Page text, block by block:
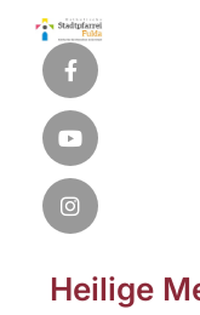
Heilige